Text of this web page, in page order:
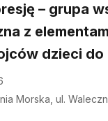
– grupa
z
dzieci do
Morska, ul.